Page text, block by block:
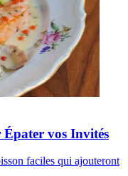
Épater vos Invités
faciles qui ajouteront